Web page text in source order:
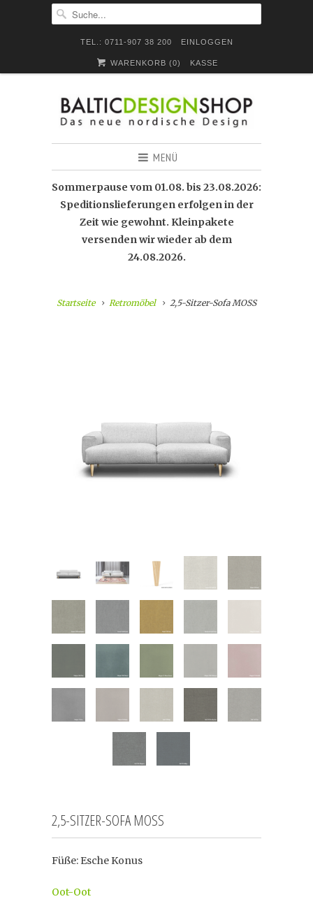
TEL.: 0711-907 38 200 EINLOGGEN
WARENKORB (0) KASSE
MENÜ
Sommerpause vom 01.08. bis 23.08.2026:
Speditionslieferungen erfolgen in der
Zeit wie gewohnt. Kleinpakete
versenden wir wieder ab dem
24.08.2026.
Startseite Retromöbel 2,5-Sitzer-Sofa MOSS
2,5-SITZER-SOFA MOSS
Füße: Esche Konus
Oot-Oot